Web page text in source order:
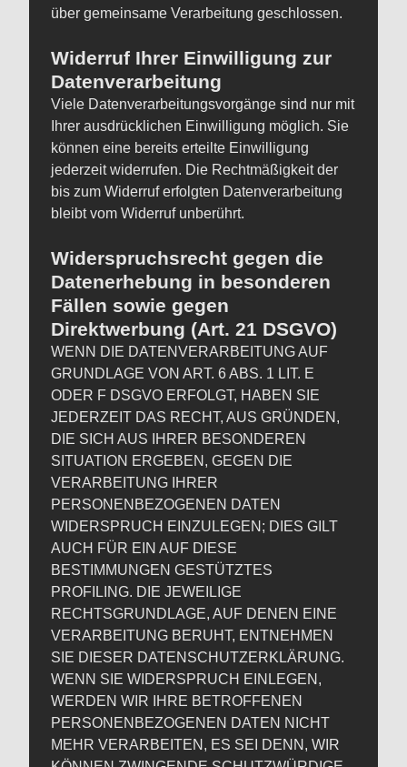
über gemeinsame Verarbeitung geschlossen.
Widerruf Ihrer Einwilligung zur
Datenverarbeitung
Viele Datenverarbeitungsvorgänge sind nur mit
Ihrer ausdrücklichen Einwilligung möglich. Sie
können eine bereits erteilte Einwilligung
jederzeit widerrufen. Die Rechtmäßigkeit der
bis zum Widerruf erfolgten Datenverarbeitung
bleibt vom Widerruf unberührt.
Widerspruchsrecht gegen die
Datenerhebung in besonderen
Fällen sowie gegen
Direktwerbung (Art. 21 DSGVO)
WENN DIE DATENVERARBEITUNG AUF
GRUNDLAGE VON ART. 6 ABS. 1 LIT. E
ODER F DSGVO ERFOLGT, HABEN SIE
JEDERZEIT DAS RECHT, AUS GRÜNDEN,
DIE SICH AUS IHRER BESONDEREN
SITUATION ERGEBEN, GEGEN DIE
VERARBEITUNG IHRER
PERSONENBEZOGENEN DATEN
WIDERSPRUCH EINZULEGEN; DIES GILT
AUCH FÜR EIN AUF DIESE
BESTIMMUNGEN GESTÜTZTES
PROFILING. DIE JEWEILIGE
RECHTSGRUNDLAGE, AUF DENEN EINE
VERARBEITUNG BERUHT, ENTNEHMEN
SIE DIESER DATENSCHUTZERKLÄRUNG.
WENN SIE WIDERSPRUCH EINLEGEN,
WERDEN WIR IHRE BETROFFENEN
PERSONENBEZOGENEN DATEN NICHT
MEHR VERARBEITEN, ES SEI DENN, WIR